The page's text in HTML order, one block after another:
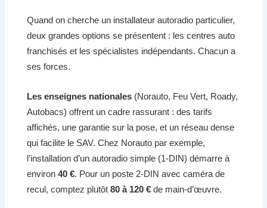
Quand on cherche un installateur autoradio particulier,
deux grandes options se présentent : les centres auto
franchisés et les spécialistes indépendants. Chacun a
ses forces.
Les enseignes nationales (Norauto, Feu Vert, Roady,
Autobacs) offrent un cadre rassurant : des tarifs
affichés, une garantie sur la pose, et un réseau dense
qui facilite le SAV. Chez Norauto par exemple,
l’installation d’un autoradio simple (1-DIN) démarre à
environ40 €. Pour un poste 2-DIN avec caméra de
recul, comptez plutôt80 à 120 € de main-d’œuvre.